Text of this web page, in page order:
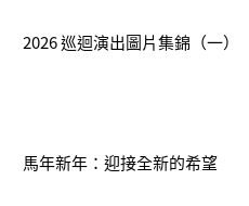
2026 巡迴演出圖片集錦（一）
馬年新年：迎接全新的希望